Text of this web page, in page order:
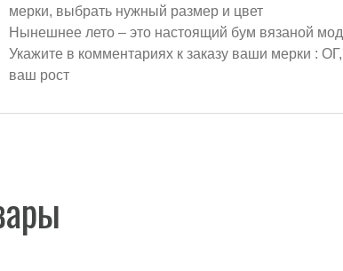
мерки, выбрать нужный размер и цвет
Нынешнее лето – это настоящий бум вязаной
Укажите в комментариях к заказу ваши мерки :
ваш рост